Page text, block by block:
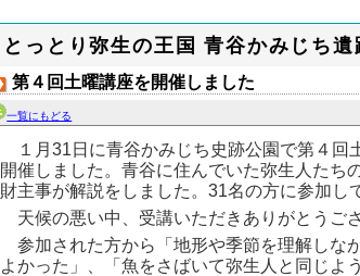
とっとり弥生の王国 青谷かみじち遺
第４回土曜講座を開催しました
一覧にもどる
１月31日に青谷かみじち史跡公園で第４回
開催しました。青谷に住んでいた弥生人たち
財主事が解説をしました。31名の方に参加し
天候の悪い中、受講いただきありがとうご
参加された方から「地形や季節を理解しな
よかった」、「魚をさばいて弥生人と同じよ